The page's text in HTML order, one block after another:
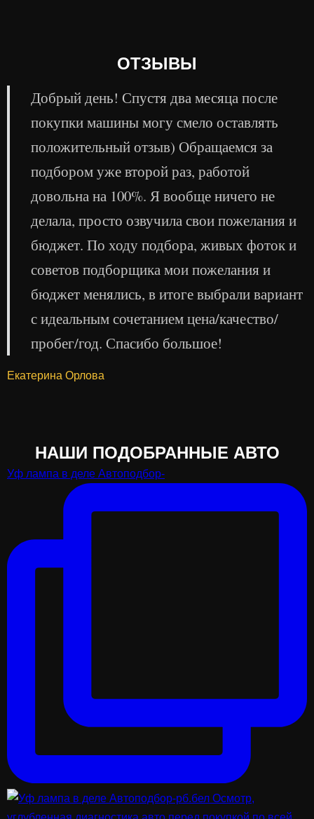
ОТЗЫВЫ
Добрый день! Спустя два месяца после
покупки машины могу смело оставлять
положительный отзыв) Обращаемся за
подбором уже второй раз, работой
довольна на 100%. Я вообще ничего не
делала, просто озвучила свои пожелания и
бюджет. По ходу подбора, живых фоток и
советов подборщика мои пожелания и
бюджет менялись, в итоге выбрали вариант
с идеальным сочетанием цена/качество/
пробег/год. Спасибо большое!
Екатерина Орлова
НАШИ ПОДОБРАННЫЕ АВТО
Уф лампа в деле Автоподбор-